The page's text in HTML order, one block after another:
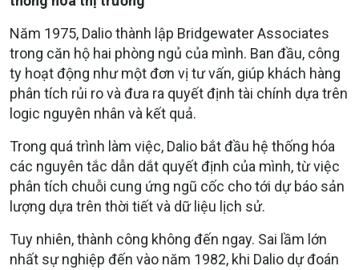
Năm 1975, Dalio thành lập Bridgewater Associates
trong căn hộ hai phòng ngủ của mình. Ban đầu, công
ty hoạt động như một đơn vị tư vấn, giúp khách hàng
phân tích rủi ro và đưa ra quyết định tài chính dựa trên
logic nguyên nhân và kết quả.
Trong quá trình làm việc, Dalio bắt đầu hệ thống hóa
các nguyên tắc dẫn dắt quyết định của mình, từ việc
phân tích chuỗi cung ứng ngũ cốc cho tới dự báo sản
lượng dựa trên thời tiết và dữ liệu lịch sử.
Tuy nhiên, thành công không đến ngay. Sai lầm lớn
nhất sự nghiệp đến vào năm 1982, khi Dalio dự đoán